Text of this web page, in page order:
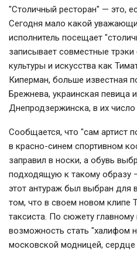
"Столичный ресторан" — это,
Сегодня мало какой
исполнитель посещает
записывает совместные
культуры и искусства как
Киперман, больше известная
Брежнева, украинская певица
Днепродзержинска, в их число
Сообщается, что "сам артист
в красно-синем спортивном
заправил в носки, а обувь
подходящую к такому образу
этот антураж был выбран для
том, что в своем новом клипе
таксиста. По сюжету
возможность стать "халифом
московской модницей,